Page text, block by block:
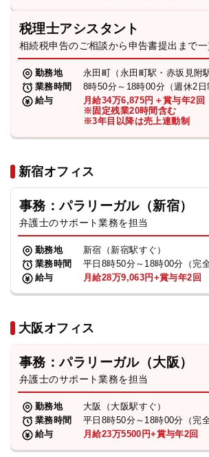
税理士アシスタント
相続税申告のご相談から申告書提出まで
勤務地
永田町（永田町駅・赤坂見附
業務時間
8時50分～18時00分（週休2日
給与
月給34万6,875円＋賞与年2回
※固定残業20時間含む
※3年目以降は売上連動制
新宿オフィス
事務：パラリーガル（新宿）
弁護士のサポート業務を担当
勤務地
新宿（新宿駅すぐ）
業務時間
平日8時50分～18時00分（完
給与
月給28万9,063円+賞与年2回
大阪オフィス
事務：パラリーガル（大阪）
弁護士のサポート業務を担当
勤務地
大阪（大阪駅すぐ）
業務時間
平日8時50分～18時00分（完
給与
月給23万5500円+賞与年2回
プライバシーポリシー
TikTok受賞 定義集 動画